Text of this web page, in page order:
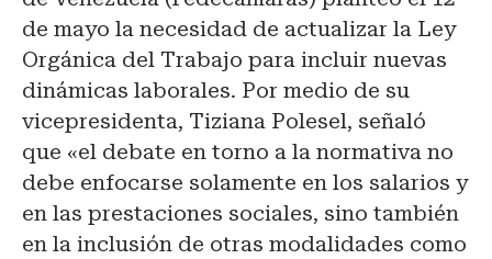
de mayo la necesidad de actualizar la Ley
Orgánica del Trabajo para incluir nuevas
dinámicas laborales. Por medio de su
vicepresidenta, Tiziana Polesel, señaló
que «el debate en torno a la normativa no
debe enfocarse solamente en los salarios y
en las prestaciones sociales, sino también
en la inclusión de otras modalidades como